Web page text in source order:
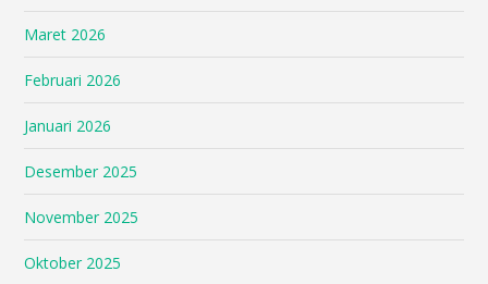
Maret 2026
Februari 2026
Januari 2026
Desember 2025
November 2025
Oktober 2025